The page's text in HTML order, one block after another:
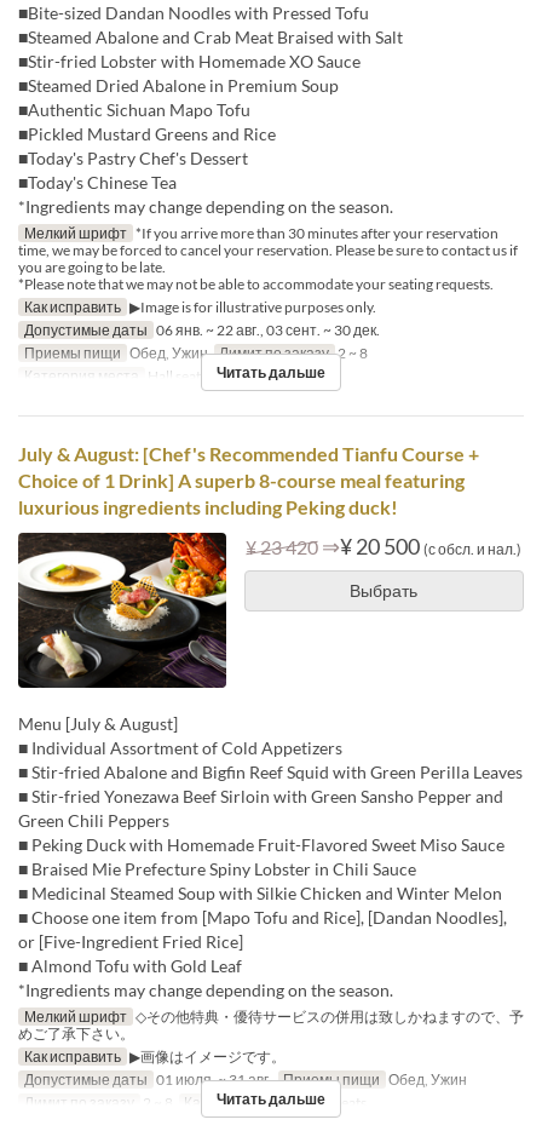
■Bite-sized Dandan Noodles with Pressed Tofu
■Steamed Abalone and Crab Meat Braised with Salt
■Stir-fried Lobster with Homemade XO Sauce
■Steamed Dried Abalone in Premium Soup
■Authentic Sichuan Mapo Tofu
■Pickled Mustard Greens and Rice
■Today's Pastry Chef's Dessert
■Today's Chinese Tea
*Ingredients may change depending on the season.
Мелкий шрифт *If you arrive more than 30 minutes after your reservation
time, we may be forced to cancel your reservation. Please be sure to contact us if
you are going to be late.
*Please note that we may not be able to accommodate your seating requests.
Как исправить ▶Image is for illustrative purposes only.
Допустимые даты 06 янв. ~ 22 авг., 03 сент. ~ 30 дек.
Приемы пищи Обед, Ужин Лимит по заказу 2 ~ 8
Категория места
Hall seats Читать дальше
July & August: [Chef's Recommended Tianfu Course +
Choice of 1 Drink] A superb 8-course meal featuring
luxurious ingredients including Peking duck!
¥ 23 420 ⇒¥ 20 500 (с обсл. и нал.)
Выбрать
Menu [July & August]
■ Individual Assortment of Cold Appetizers
■ Stir-fried Abalone and Bigfin Reef Squid with Green Perilla Leaves
■ Stir-fried Yonezawa Beef Sirloin with Green Sansho Pepper and
Green Chili Peppers
■ Peking Duck with Homemade Fruit-Flavored Sweet Miso Sauce
■ Braised Mie Prefecture Spiny Lobster in Chili Sauce
■ Medicinal Steamed Soup with Silkie Chicken and Winter Melon
■ Choose one item from [Mapo Tofu and Rice], [Dandan Noodles],
or [Five-Ingredient Fried Rice]
■ Almond Tofu with Gold Leaf
*Ingredients may change depending on the season.
Мелкий шрифт ◇その他特典・優待サービスの併用は致しかねますので、予
めご了承下さい。
Как исправить ▶画像はイメージです。
Допустимые даты 01 июля. ~ 31 авг. Приемы пищи Обед, Ужин
Лимит по заказу 2 ~ 8 Категория места Hall seats
Читать дальше